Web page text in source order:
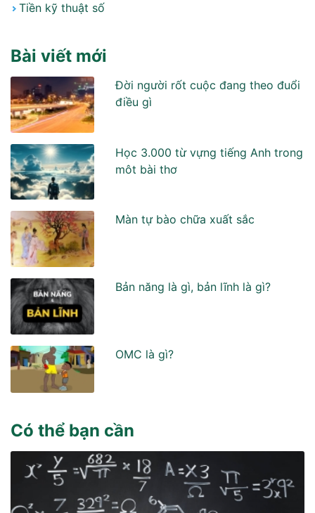
Tiền kỹ thuật số
Bài viết mới
Đời người rốt cuộc đang theo đuổi
điều gì
Học 3.000 từ vựng tiếng Anh trong
môt bài thơ
Màn tự bào chữa xuất sắc
Bản năng là gì, bản lĩnh là gì?
OMC là gì?
Có thể bạn cần